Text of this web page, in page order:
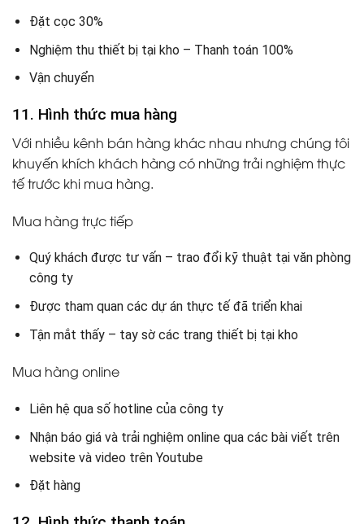
Đặt cọc 30%
Nghiệm thu thiết bị tại kho – Thanh toán 100%
Vận chuyển
11. Hình thức mua hàng
Với nhiều kênh bán hàng khác nhau nhưng chúng tôi
khuyến khích khách hàng có những trải nghiệm thực
tế trước khi mua hàng.
Mua hàng trực tiếp
Quý khách được tư vấn – trao đổi kỹ thuật tại văn phòng
công ty
Được tham quan các dự án thực tế đã triển khai
Tận mắt thấy – tay sờ các trang thiết bị tại kho
Mua hàng online
Liên hệ qua số hotline của công ty
Nhận báo giá và trải nghiệm online qua các bài viết trên
website và video trên Youtube
Đặt hàng